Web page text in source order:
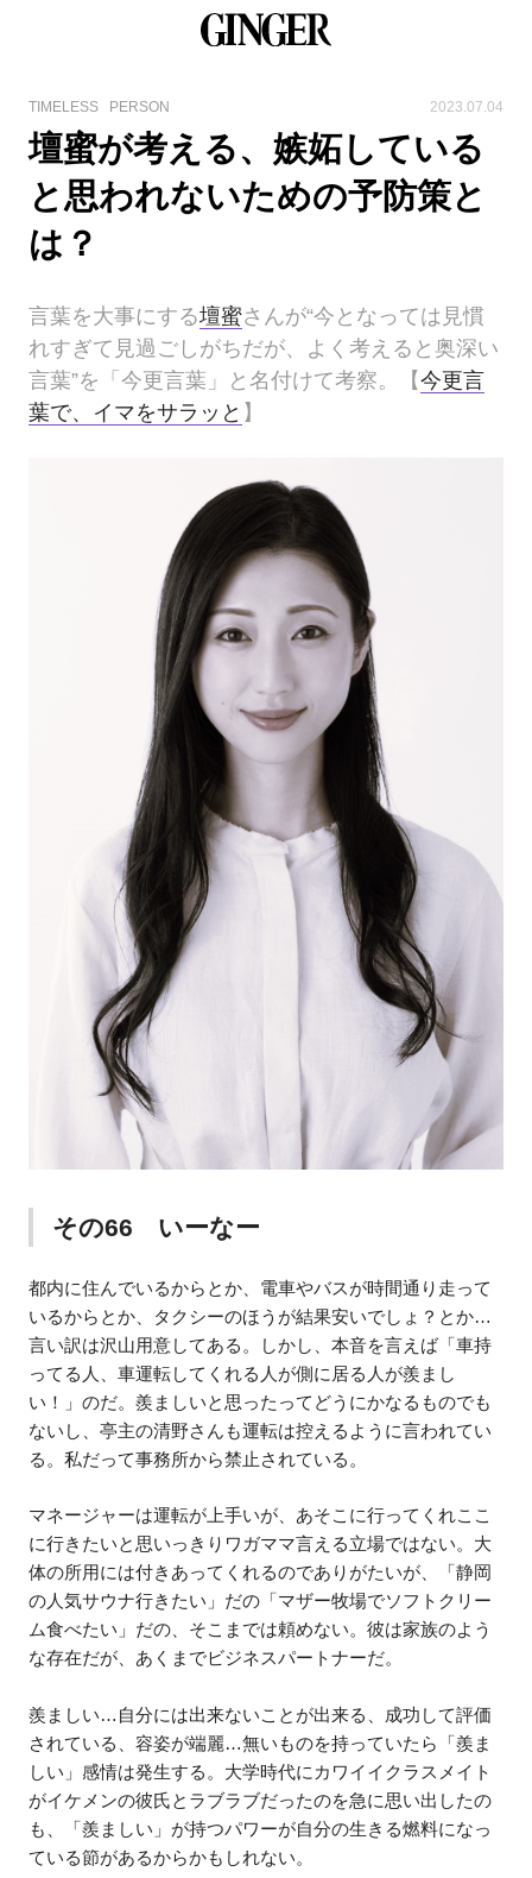
TIMELESS PERSON 2023.07.04
壇蜜が考える、嫉妬している
と思われないための予防策と
は？
言葉を大事にする壇蜜さんが“今となっては見慣
れすぎて見過ごしがちだが、よく考えると奥深い
言葉”を「今更言葉」と名付けて考察。【今更言
葉で、イマをサラッと 】
その66 いーなー
都内に住んでいるからとか、電車やバスが時間通り走って
いるからとか、タクシーのほうが結果安いでしょ？とか…
言い訳は沢山用意してある。しかし、本音を言えば「車持
ってる人、車運転してくれる人が側に居る人が羨まし
い！」のだ。羨ましいと思ったってどうにかなるものでも
ないし、亭主の清野さんも運転は控えるように言われてい
る。私だって事務所から禁止されている。
マネージャーは運転が上手いが、あそこに行ってくれここ
に行きたいと思いっきりワガママ言える立場ではない。大
体の所用には付きあってくれるのでありがたいが、「静岡
の人気サウナ行きたい」だの「マザー牧場でソフトクリー
ム食べたい」だの、そこまでは頼めない。彼は家族のよう
な存在だが、あくまでビジネスパートナーだ。
羨ましい…自分には出来ないことが出来る、成功して評価
されている、容姿が端麗…無いものを持っていたら「羨ま
しい」感情は発生する。大学時代にカワイイクラスメイト
がイケメンの彼氏とラブラブだったのを急に思い出したの
も、「羨ましい」が持つパワーが自分の生きる燃料になっ
ている節があるからかもしれない。